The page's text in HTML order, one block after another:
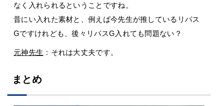
なく入れられるということですね。
昔にい入れた素材と、例えば今先生が推しているリパス
Gですけれども、後々リパスG入れても問題ない？
元神先生 ：それは大丈夫です。
まとめ